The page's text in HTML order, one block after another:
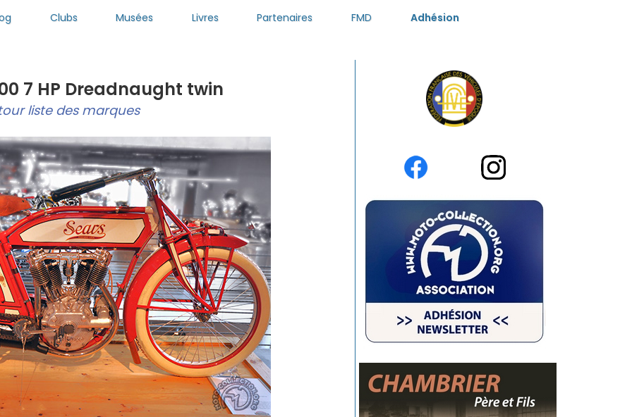
Clubs Musées Livres Partenaires FMD Adhésion
7 HP Dreadnaught twin
liste des marques